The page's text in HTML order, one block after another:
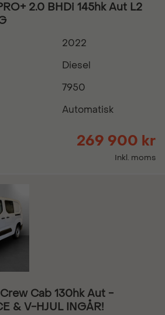
2.0 BHDi 145hk Aut L2
2022
Diesel
7950
Automatisk
269 900 kr
Inkl. moms
Cab 130hk Aut -
& V-HJUL INGÅR!